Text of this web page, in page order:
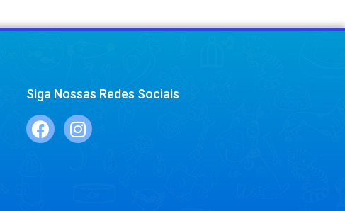
Siga Nossas Redes Sociais